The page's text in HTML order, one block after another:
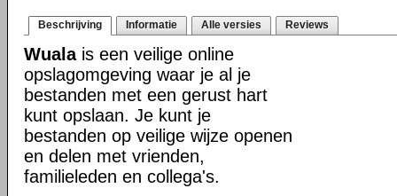
Beschrijving Informatie Alle versies Reviews
Wualais een veilige online
opslagomgeving waar je al je
bestanden met een gerust hart
kunt opslaan. Je kunt je
bestanden op veilige wijze openen
en delen met vrienden,
familieleden en collega's.